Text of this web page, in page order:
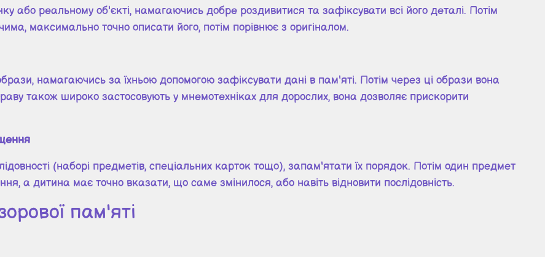
або реальному об'єкті, намагаючись добре роздивитися та зафіксувати всі його деталі. Потім
максимально точно описати його, потім порівнює з оригіналом.
намагаючись за їхньою допомогою зафіксувати дані в пам'яті. Потім через ці образи вона
також широко застосовують у мнемотехніках для дорослих, вона дозволяє прискорити
(наборі предметів, спеціальних карток тощо), запам'ятати їх порядок. Потім один предмет
а дитина має точно вказати, що саме змінилося, або навіть відновити послідовність.
пам'яті